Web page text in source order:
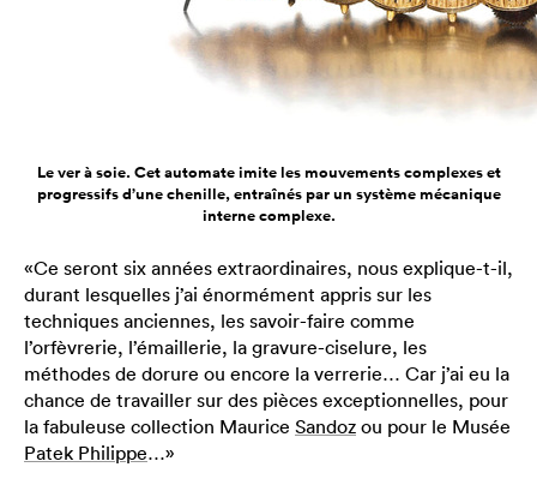
Le ver à soie. Cet automate imite les mouvements complexes et
progressifs d’une chenille, entraînés par un système mécanique
interne complexe.
«Ce seront six années extraordinaires, nous explique-t-il,
durant lesquelles j’ai énormément appris sur les
techniques anciennes, les savoir-faire comme
l’orfèvrerie, l’émaillerie, la gravure-ciselure, les
méthodes de dorure ou encore la verrerie… Car j’ai eu la
chance de travailler sur des pièces exceptionnelles, pour
la fabuleuse collection Maurice Sandoz ou pour le Musée
Patek Philippe…»